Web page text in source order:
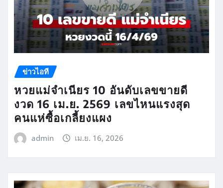
ข่าวไอที
หวยแม่จำเนียร 10 อันดับเลขขายดี
งวด 16 เม.ย. 2569 เลขไหนแรงสุด
คนแห่ซื้อเกลี้ยงแผง
admin เม.ย. 16, 2026